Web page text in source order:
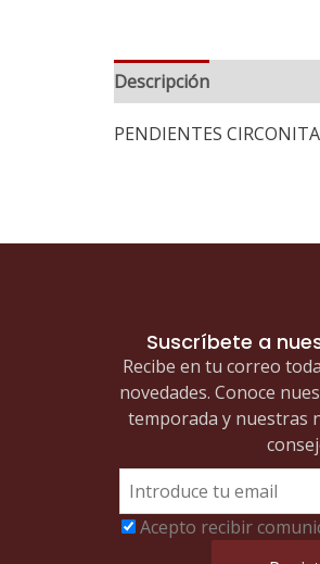
Descripción
PENDIENTES
Suscríbete a
Recibe en tu correo
novedades. Conoce
temporada y nuestras
Acepto recibir